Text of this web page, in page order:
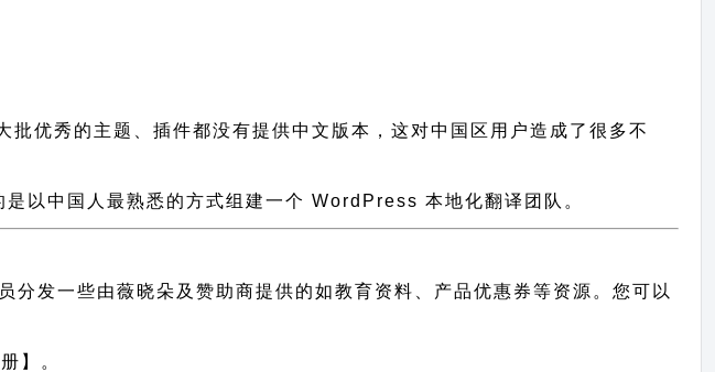
优秀的主题、插件都没有提供中文版本，这对中国区用户造成了很多不
以中国人最熟悉的方式组建一个 WordPress 本地化翻译团队。
发一些由薇晓朵及赞助商提供的如教育资料、产品优惠券等资源。您可以
】。